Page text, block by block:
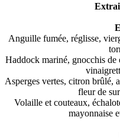
Anguille fumée, réglisse,
Haddock mariné, gnocchis de
Asperges vertes, citron brûlé,
fleur de
Volaille et couteaux,
mayonnaise